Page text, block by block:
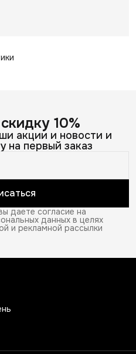
10%
акции и новости и
на первый заказ
даете согласие на
данных в целях
и рекламной рассылки